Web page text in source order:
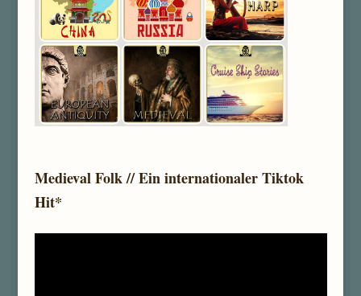
Medieval Folk // Ein internationaler Tiktok
Hit*